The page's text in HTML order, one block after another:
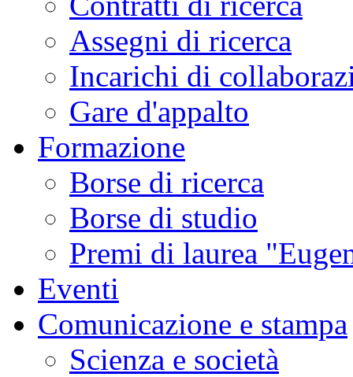
Assegni di ricerca
Incarichi di
Gare d'appalto
Formazione
Borse di ricerca
Borse di studio
Premi di laurea
Eventi
Comunicazione e stampa
Scienza e società